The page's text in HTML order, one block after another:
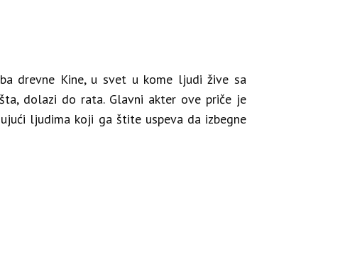
drevne Kine, u svet u kome ljudi žive sa
dolazi do rata. Glavni akter ove priče je
ljudima koji ga štite uspeva da izbegne